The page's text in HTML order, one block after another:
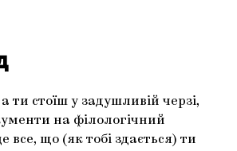
ти стоїш у задушливій черзі,
на філологічний
все, що (як тобі здається) ти